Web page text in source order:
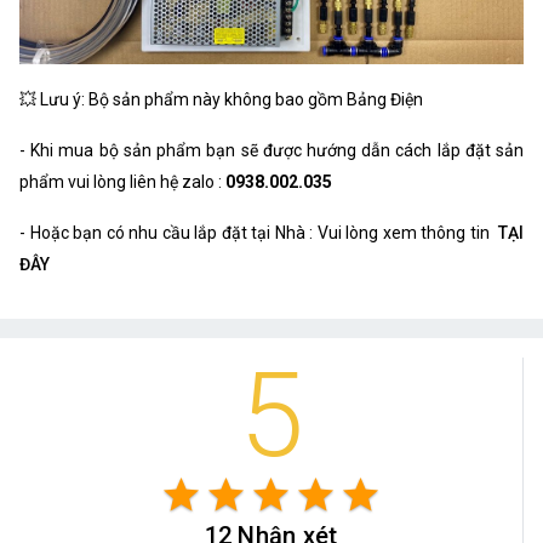
💥 Lưu ý: Bộ sản phẩm này không bao gồm Bảng Điện
- Khi mua bộ sản phẩm bạn sẽ được hướng dẫn cách lắp đặt sản
phẩm vui lòng liên hệ zalo : 0938.002.035
- Hoặc bạn có nhu cầu lắp đặt tại Nhà : Vui lòng xem thông tin TẠI
ĐÂY
5
star star star star star
12 Nhận xét